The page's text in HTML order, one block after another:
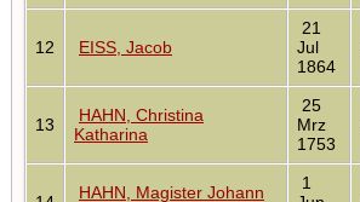
12 EISS, Jacob
21
Jul
1864
13
HAHN, Christina
Katharina
25
Mrz
1753
HAHN, Magister Johann
1